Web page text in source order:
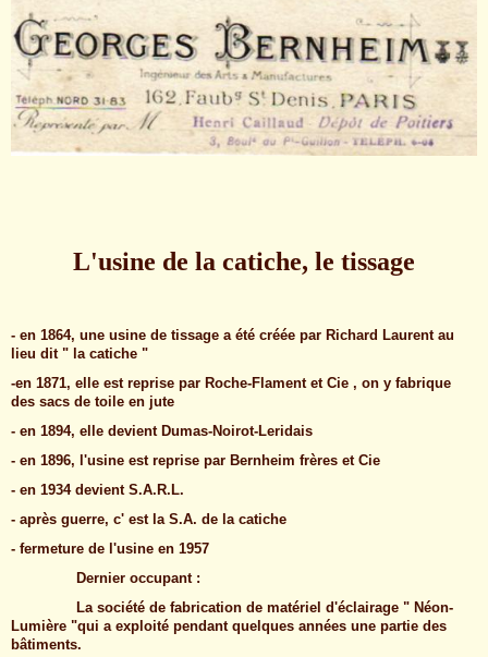
L'usine de la catiche, le tissage
- en 1864, une usine de tissage a été créée par Richard Laurent au
lieu dit " la catiche "
-en 1871, elle est reprise par Roche-Flament et Cie , on y fabrique
des sacs de toile en jute
- en 1894, elle devient Dumas-Noirot-Leridais
- en 1896, l'usine est reprise par Bernheim frères et Cie
- en 1934 devient S.A.R.L.
- après guerre, c' est la S.A. de la catiche
- fermeture de l'usine en 1957
Dernier occupant :
La société de fabrication de matériel d'éclairage " Néon-
Lumière "qui a exploité pendant quelques années une partie des
bâtiments.